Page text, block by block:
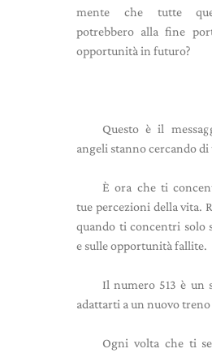
mente che tutte
potrebbero alla fine
opportunità in futuro?
Questo è il
angeli stanno cercando
È ora che ti
tue percezioni della vita.
quando ti concentri solo
e sulle opportunità fallite.
Il numero 513 è un
adattarti a un nuovo
Ogni volta che ti